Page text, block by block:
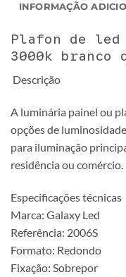
INFORMAÇÃO
Plafon de led
3000k
Descrição
A luminária painel ou
opções de
para iluminação
residência ou comércio.
Especificações técnicas
Marca: Galaxy Led
Referência: 2006S
Formato: Redondo
Fixação: Sobrepor